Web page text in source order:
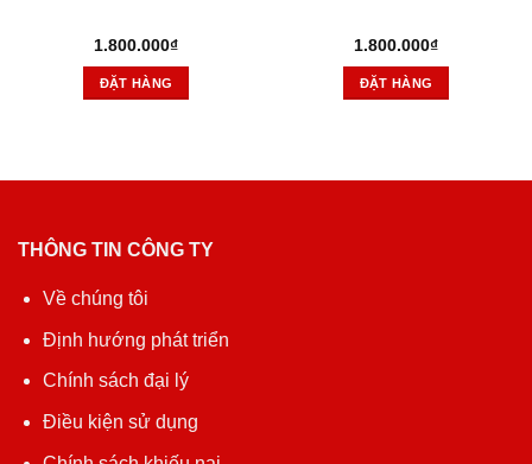
1.800.000₫
ĐẶT HÀNG
1.800.000₫
ĐẶT HÀNG
THÔNG TIN CÔNG TY
Về chúng tôi
Định hướng phát triển
Chính sách đại lý
Điều kiện sử dụng